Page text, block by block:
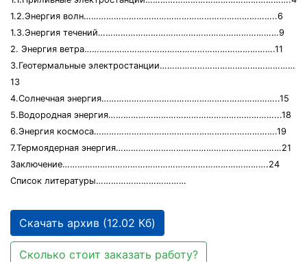
1.2.Энергия волн…………………………………………………………………..6
1.3.Энергия течений………………………………………………………………9
2. Энергия ветра………………………………………………………………….11
3.Геотермальные электростанции………………………………………………
13
4.Солнечная энергия……………………………………………………………..15
5.Водородная энергия…………………………………………………………...18
6.Энергия космоса……………………………………………………………….19
7.Термоядерная энергия…………………………………………………………21
Заключение……………………………………………………………………….24
Список литературы………………………………
Скачать архив (12.02 Кб)
Сколько стоит заказать работу?